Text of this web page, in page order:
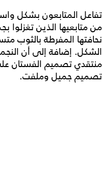
تفاعل المتابعون بشكل
من متابعيها الذين تغزلوا
نحافتها المفرطة بالثوب
الشكل. إضافة إلى أن
منتقدي تصميم الفستان
تصميم جميل وملفت.